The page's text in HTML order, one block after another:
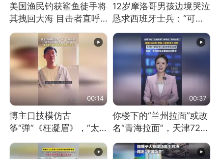
美国渔民钓获鲨鱼徒手将
其拽回大海 目击者直呼
震惊 （视频来源：参考
消息）
12岁摩洛哥男孩边境哭泣
恳求西班牙士兵：“可不
可以不要把我遣返回国”
00:14
博主口技模仿古
筝“弹”《枉凝眉》，“太
像了～你是吃古筝长大的
吗？”“或将成为首位考级
00:37
你楼下的“兰州拉面”或改
名“青海拉面”，天津72家
面馆已集体更换招牌